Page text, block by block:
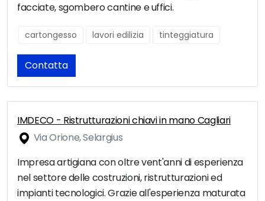
facciate, sgombero cantine e uffici.
cartongesso lavori edilizia tinteggiatura
Contatta
IMDECO - Ristrutturazioni chiavi in mano Cagliari
Via Orione, Selargius
Impresa artigiana con oltre vent'anni di esperienza
nel settore delle costruzioni, ristrutturazioni ed
impianti tecnologici. Grazie all'esperienza maturata